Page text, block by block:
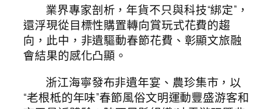
業界專家剖析，年貨不只與科技“綁定”，
還浮現從目標性購置轉向賞玩式花費的趨
向，此中，非遺驅動春節花費、彰顯文旅融
會結果的感化凸顯。
浙江海寧發布非遺年宴、農珍集市，以
“老根柢的年味”春節風俗文明運動豐盛游客和